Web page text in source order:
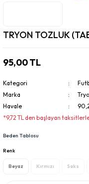
TRYON TOZLUK
95,00 TL
Kategori
Marka
Havale
*9,72 TL den başlayan
Beden Tablosu
Renk
Beyaz Kırmızı Saks